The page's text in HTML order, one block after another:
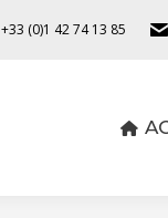
+33 (0)1 42 74 13 85